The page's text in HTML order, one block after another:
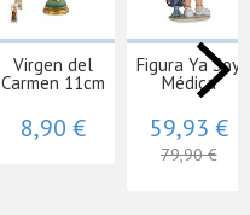
Virgen del
Carmen 11cm
8,90 €
Figura Ya Soy
Médica
59,93 €
79,90 €